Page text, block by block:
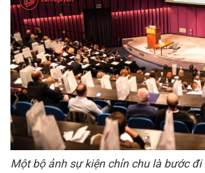
Một bộ ảnh sự kiện chỉn chu là bước